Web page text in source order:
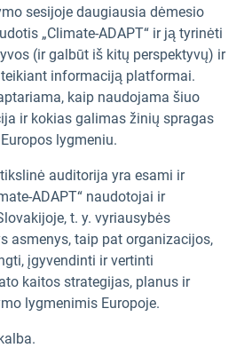
sesijoje daugiausia dėmesio
„Climate-ADAPT“ ir ją tyrinėti
(ir galbūt iš kitų perspektyvų) ir
informaciją platformai.
kaip naudojama šiuo
ir kokias galimas žinių spragas
lygmeniu.
auditorija yra esami ir
ADAPT“ naudotojai ir
t. y. vyriausybės
asmenys, taip pat organizacijos,
įgyvendinti ir vertinti
kaitos strategijas, planus ir
lygmenimis Europoje.